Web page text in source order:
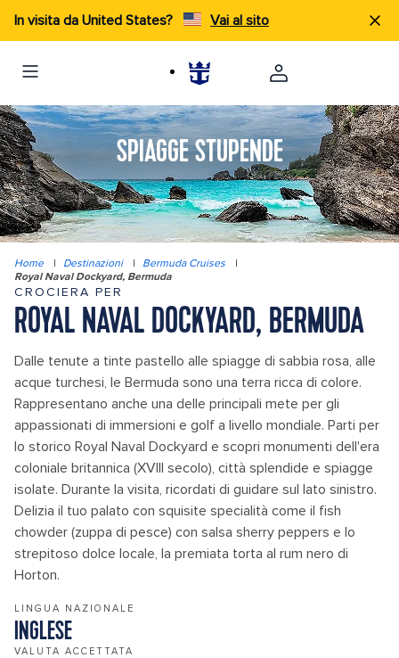
In visita da United States? Vai al sito
SPIAGGE STUPENDE
Home | Destinazioni | Bermuda Cruises
|
Royal Naval Dockyard, Bermuda
CROCIERA PER
ROYAL NAVAL DOCKYARD, BERMUDA
Dalle tenute a tinte pastello alle spiagge di sabbia rosa, alle
acque turchesi, le Bermuda sono una terra ricca di colore.
Rappresentano anche una delle principali mete per gli
appassionati di immersioni e golf a livello mondiale. Parti per
lo storico Royal Naval Dockyard e scopri monumenti dell'era
coloniale britannica (XVIII secolo), città splendide e spiagge
isolate. Durante la visita, ricordati di guidare sul lato sinistro.
Delizia il tuo palato con squisite specialità come il fish
chowder (zuppa di pesce) con salsa sherry peppers e lo
strepitoso dolce locale, la premiata torta al rum nero di
Horton.
LINGUA NAZIONALE
INGLESE
VALUTA ACCETTATA